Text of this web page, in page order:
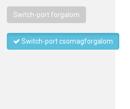
Switch-port forgalom
Switch-port csomagforgalom